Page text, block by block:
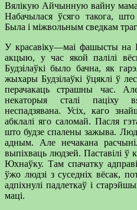
Вялікую Айчынную вайну мама
Набачылася ўсяго такога,
Была і міжвольным сведкам
У красавіку—маі фашысты на
акцыю, у час якой палілі
Будзілаўкі было бачна, як
жыхары Будзілаўкі ўцяклі ў
перачакаць страшны час.
некаторыя сталі паціху
неспадзявана. Усіх, каго
абклалі яго саломай. Пасля
што будзе спалены зажыва. Людзі
адным. Але нечакана
выпіхваць людзей. Паставілі ў
Юхнаўку. Там спачатку
ўжо людзі з суседніх вёсак,
адпіхнулі падлеткаў і
маці.